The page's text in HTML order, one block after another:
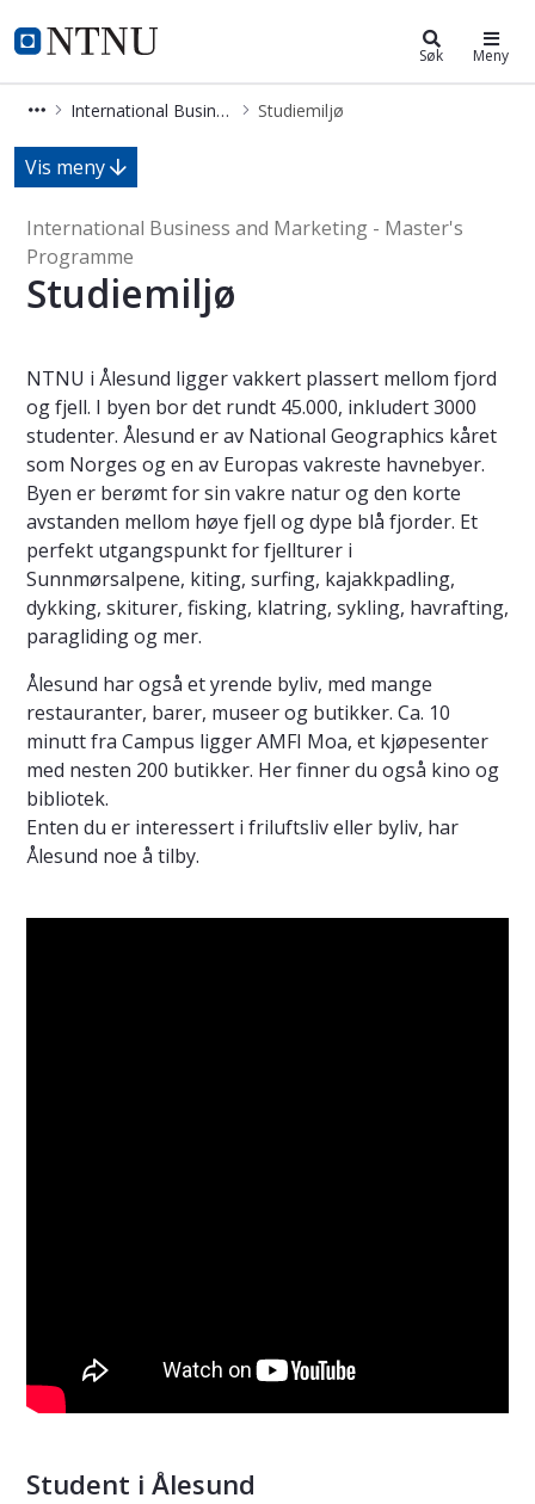
NTNU Hjemmeside
International Business and Søk Meny
International Business and Marketing - Master's Programme Studiemiljø
Studiemiljø - International
Vis meny
International Business and Marketing - Master's
Programme
Studiemiljø
NTNU i Ålesund ligger vakkert plassert mellom fjord
og fjell. I byen bor det rundt 45.000, inkludert 3000
studenter. Ålesund er av National Geographics kåret
som Norges og en av Europas vakreste havnebyer.
Byen er berømt for sin vakre natur og den korte
avstanden mellom høye fjell og dype blå fjorder. Et
perfekt utgangspunkt for fjellturer i
Sunnmørsalpene, kiting, surfing, kajakkpadling,
dykking, skiturer, fisking, klatring, sykling, havrafting,
paragliding og mer.
Ålesund har også et yrende byliv, med mange
restauranter, barer, museer og butikker. Ca. 10
minutt fra Campus ligger AMFI Moa, et kjøpesenter
med nesten 200 butikker. Her finner du også kino og
bibliotek.
Enten du er interessert i friluftsliv eller byliv, har
Ålesund noe å tilby.
Student i Ålesund